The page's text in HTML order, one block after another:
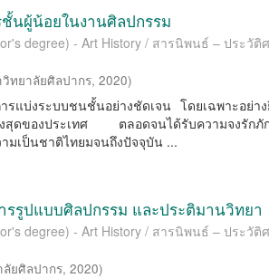
นผู้น้อยในงานศิลปกรรม
degree) - Art History / สารนิพนธ์ – ประวัติ
ทยาลัยศิลปากร,2020)
รแบ่งระบบชนชั้นอย่างชัดเจน โดยเฉพาะอย่า
สุดของประเทศ ตลอดจนได้รับความจงรักภัก
มเป็นชาติไทยมจนถึงปัจจุบัน ...
รูปแบบศิลปกรรม และประติมานวิทยา
degree) - Art History / สารนิพนธ์ – ประวัติ
ยศิลปากร,2020)